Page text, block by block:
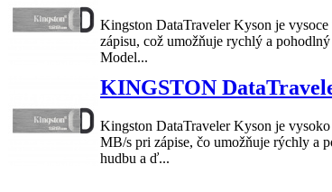
Kingston DataTraveler Kyson je
zápisu, což umožňuje rychlý a
Model...
KINGSTON
Kingston DataTraveler Kyson je
MB/s pri zápise, čo umožňuje rýchly a
hudbu a ď...